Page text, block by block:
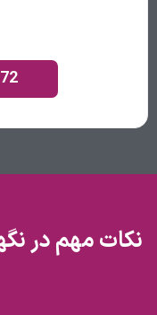
نکات مهم در